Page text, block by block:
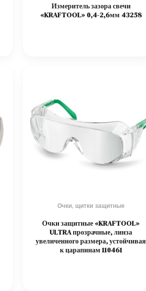
Измеритель зазора свечи
«KRAFTOOL» 0,4-2,6мм 43258
Очки, щитки защитные
Очки защитные «KRAFTOOL»
ULTRA прозрачные, линза
увеличенного размера, устойчивая
к царапинам 110461